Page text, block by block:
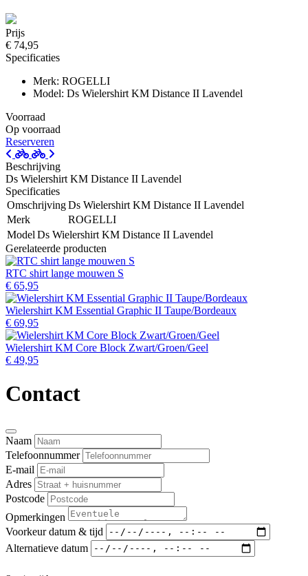
Prijs
€ 74,95
Specificaties
Merk: ROGELLI
Model: Ds Wielershirt KM Distance II Lavendel
Voorraad
Op voorraad
Reserveren
Beschrijving
Ds Wielershirt KM Distance II Lavendel
Specificaties
OmschrijvingDs Wielershirt KM Distance II Lavendel
Merk
ROGELLI
Model Ds Wielershirt KM Distance II Lavendel
Gerelateerde producten
RTC shirt lange mouwen S
€ 65,95
Wielershirt KM Essential Graphic II Taupe/Bordeaux
€ 69,95
Wielershirt KM Core Block Zwart/Groen/Geel
€ 49,95
Contact
Naam
Telefoonnummer
E-mail
Adres
Postcode
Opmerkingen
Voorkeur datum & tijd
Alternatieve datum